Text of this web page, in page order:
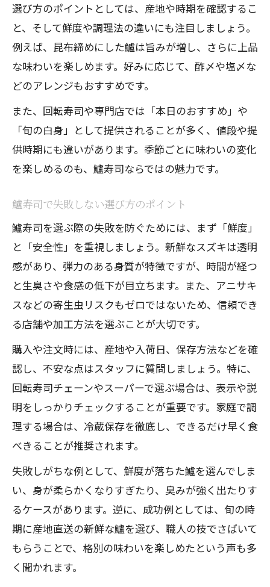
選び方のポイントとしては、産地や時期を確認するこ
と、そして鮮度や調理法の違いにも注目しましょう。
例えば、昆布締めにした鱸は旨みが増し、さらに上品
な味わいを楽しめます。好みに応じて、酢〆や塩〆な
どのアレンジもおすすめです。
また、回転寿司や専門店では「本日のおすすめ」や
「旬の白身」として提供されることが多く、値段や提
供時期にも違いがあります。季節ごとに味わいの変化
を楽しめるのも、鱸寿司ならではの魅力です。
鱸寿司で失敗しない選び方のポイント
鱸寿司を選ぶ際の失敗を防ぐためには、まず「鮮度」
と「安全性」を重視しましょう。新鮮なスズキは透明
感があり、弾力のある身質が特徴ですが、時間が経つ
と生臭さや食感の低下が目立ちます。また、アニサキ
スなどの寄生虫リスクもゼロではないため、信頼でき
る店舗や加工方法を選ぶことが大切です。
購入や注文時には、産地や入荷日、保存方法などを確
認し、不安な点はスタッフに質問しましょう。特に、
回転寿司チェーンやスーパーで選ぶ場合は、表示や説
明をしっかりチェックすることが重要です。家庭で調
理する場合は、冷蔵保存を徹底し、できるだけ早く食
べきることが推奨されます。
失敗しがちな例として、鮮度が落ちた鱸を選んでしま
い、身が柔らかくなりすぎたり、臭みが強く出たりす
るケースがあります。逆に、成功例としては、旬の時
期に産地直送の新鮮な鱸を選び、職人の技でさばいて
もらうことで、格別の味わいを楽しめたという声も多
く聞かれます。